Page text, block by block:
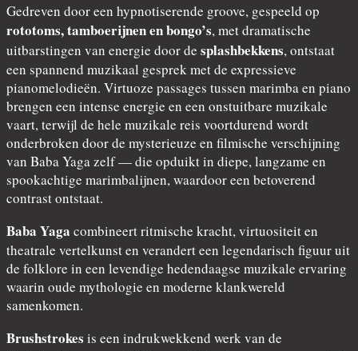
Gedreven door een hypnotiserende groove, gespeeld op
rototoms, tamboerijnen en bongo’s, met dramatische
uitbarstingen van energie door de splashbekkens, ontstaat
een spannend muzikaal gesprek met de expressieve
pianomelodieën. Virtuoze passages tussen marimba en piano
brengen een intense energie en een onstuitbare muzikale
vaart, terwijl de hele muzikale reis voortdurend wordt
onderbroken door de mysterieuze en filmische verschijning
van Baba Yaga zelf — die opduikt in diepe, langzame en
spookachtige marimbalijnen, waardoor een betoverend
contrast ontstaat.
Baba Yaga combineert ritmische kracht, virtuositeit en
theatrale vertelkunst en verandert een legendarisch figuur uit
de folklore in een levendige hedendaagse muzikale ervaring
waarin oude mythologie en moderne klankwereld
samenkomen.
Brushstrokes is een indrukwekkend werk van de